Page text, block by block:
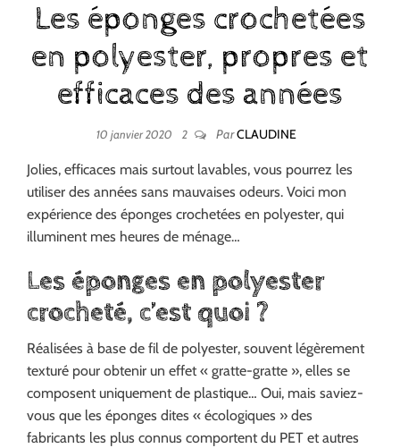
Les éponges crochetées
en polyester, propres et
efficaces des années
10 janvier 2020 2 ParCLAUDINE
Jolies, efficaces mais surtout lavables, vous pourrez les
utiliser des années sans mauvaises odeurs. Voici mon
expérience des éponges crochetées en polyester, qui
illuminent mes heures de ménage…
Les éponges en polyester
crocheté, c’est quoi ?
Réalisées à base de fil de polyester, souvent légèrement
texturé pour obtenir un effet « gratte-gratte », elles se
composent uniquement de plastique… Oui, mais saviez-
vous que les éponges dites « écologiques » des
fabricants les plus connus comportent du PET et autres